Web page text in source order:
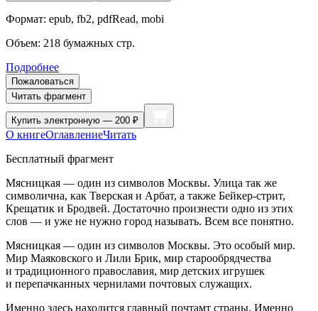
Формат: epub, fb2, pdfRead, mobi
Объем: 218 бумажных стр.
Подробнее
Пожаловаться
Читать фрагмент
Купить электронную — 200 ₽
О книгеОглавлениеЧитать
Бесплатный фрагмент
Мясницкая — один из символов Москвы. Улица так же
символична, как Тверская и Арбат, а также Бейкер-стрит,
Крещатик и Бродвей. Достаточно произнести одно из этих
слов — и уже не нужно город называть. Всем все понятно.
Мясницкая — один из символов Москвы. Это особый мир.
Мир Маяковского и Лили Брик, мир старообрядчества
и традиционного православия, мир детских игрушек
и перепачканных чернилами почтовых служащих.
Именно здесь находится главный почтамт страны. Именно